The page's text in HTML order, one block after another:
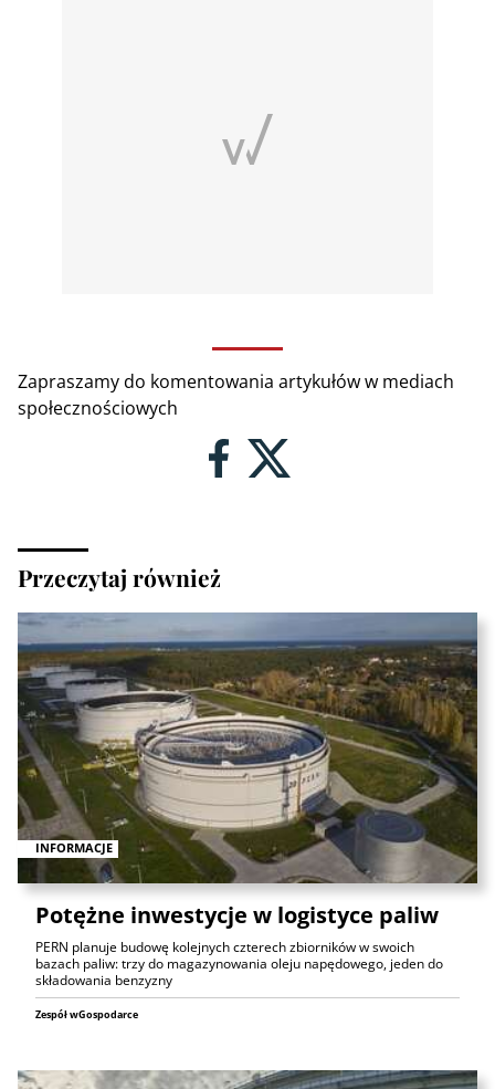
Zapraszamy do komentowania artykułów w mediach
społecznościowych
Przeczytaj również
INFORMACJE
Potężne inwestycje w logistyce paliw
PERN planuje budowę kolejnych czterech zbiorników w swoich
bazach paliw: trzy do magazynowania oleju napędowego, jeden do
składowania benzyzny
Zespół wGospodarce